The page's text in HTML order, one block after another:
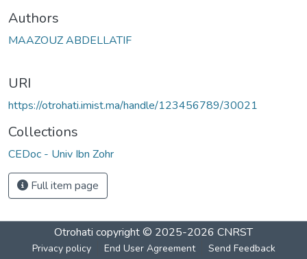
Authors
MAAZOUZ ABDELLATIF
URI
https://otrohati.imist.ma/handle/123456789/30021
Collections
CEDoc - Univ Ibn Zohr
Full item page
Otrohati copyright © 2025-2026 CNRST
Privacy policy End User Agreement Send Feedback